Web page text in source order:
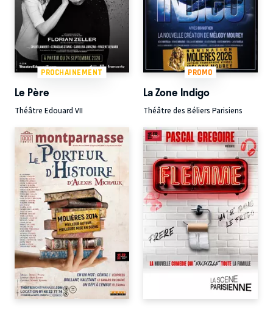
PROCHAINEMENT
Le Père
Théâtre Edouard VII
PROMO
La Zone Indigo
Théâtre des Béliers Parisiens